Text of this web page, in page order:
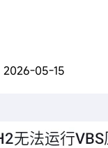
2026-05-15